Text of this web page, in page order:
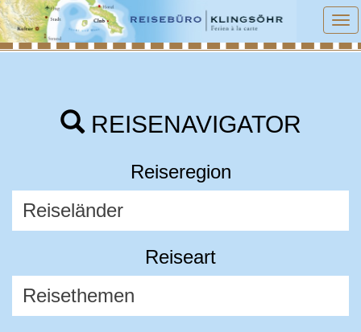
REISENAVIGATOR
Reiseregion
Reiseart